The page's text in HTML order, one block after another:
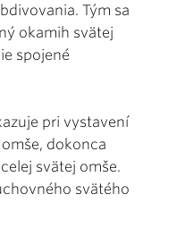
Tým sa
okamih svätej
spojené
pri vystavení
dokonca
svätej omše.
svätého